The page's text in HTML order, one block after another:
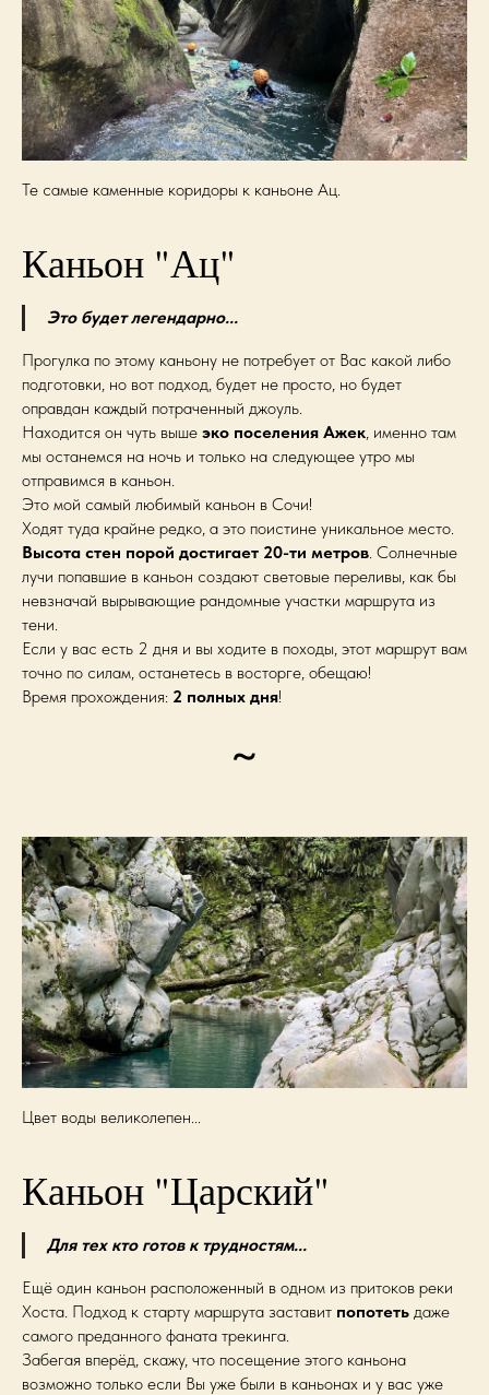
Те самые каменные коридоры к каньоне Ац.
Каньон "Ац"
Это будет легендарно...
Прогулка по этому каньону не потребует от Вас какой либо
подготовки, но вот подход, будет не просто, но будет
оправдан каждый потраченный джоуль.
Находится он чуть выше эко поселения Ажек, именно там
мы останемся на ночь и только на следующее утро мы
отправимся в каньон.
Это мой самый любимый каньон в Сочи!
Ходят туда крайне редко, а это поистине уникальное место.
Высота стен порой достигает 20-ти метров. Солнечные
лучи попавшие в каньон создают световые переливы, как бы
невзначай вырывающие рандомные участки маршрута из
тени.
Если у вас есть 2 дня и вы ходите в походы, этот маршрут вам
точно по силам, останетесь в восторге, обещаю!
Время прохождения: 2 полных дня!
~
Цвет воды великолепен...
Каньон "Царский"
Для тех кто готов к трудностям...
Ещё один каньон расположенный в одном из притоков реки
Хоста. Подход к старту маршрута заставит попотеть даже
самого преданного фаната трекинга.
Забегая вперёд, скажу, что посещение этого каньона
возможно только если Вы уже были в каньонах и у вас уже